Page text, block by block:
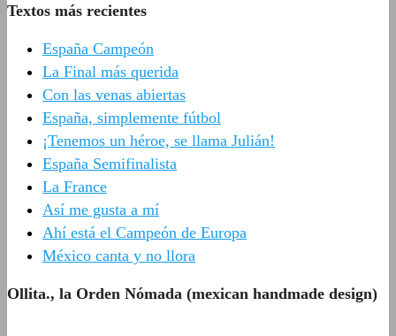
Textos más recientes
España Campeón
La Final más querida
Con las venas abiertas
España, simplemente fútbol
¡Tenemos un héroe, se llama Julián!
España Semifinalista
La France
Así me gusta a mí
Ahí está el Campeón de Europa
México canta y no llora
Ollita., la Orden Nómada (mexican handmade design)